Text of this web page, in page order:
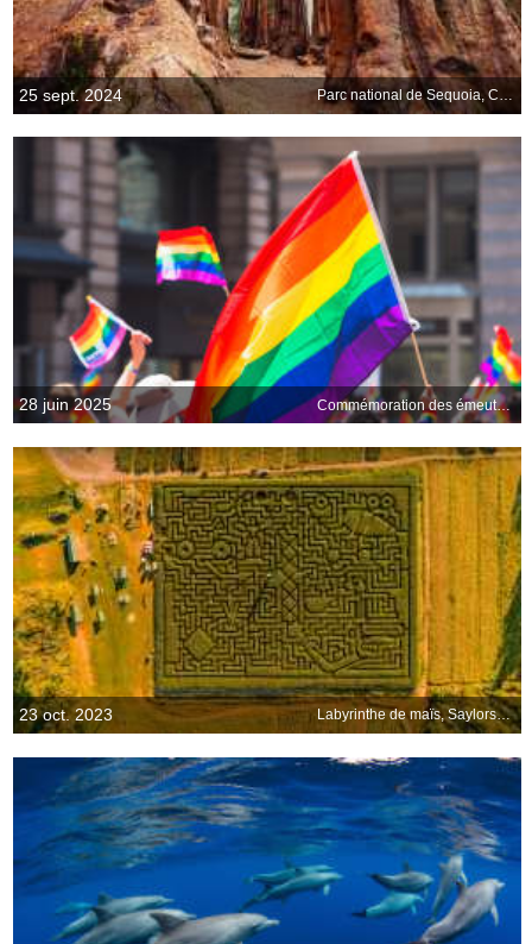
25 sept. 2024 Parc national de Sequoia, Californie, États-Unis
28 juin 2025 Commémoration des émeutes de Stonewall de New York, États-Unis
23 oct. 2023 Labyrinthe de maïs, Saylorsburg, Pennsylvanie